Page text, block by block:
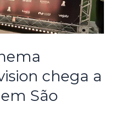
chega a
São